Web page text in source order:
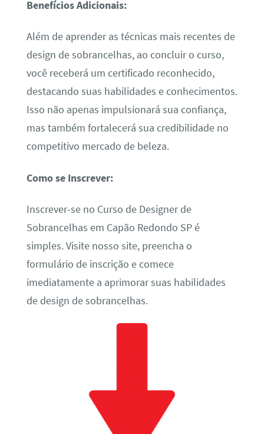
Benefícios Adicionais:
Além de aprender as técnicas mais recentes de
design de sobrancelhas, ao concluir o curso,
você receberá um certificado reconhecido,
destacando suas habilidades e conhecimentos.
Isso não apenas impulsionará sua confiança,
mas também fortalecerá sua credibilidade no
competitivo mercado de beleza.
Como se Inscrever:
Inscrever-se no Curso de Designer de
Sobrancelhas em Capão Redondo SP é
simples. Visite nosso site, preencha o
formulário de inscrição e comece
imediatamente a aprimorar suas habilidades
de design de sobrancelhas.